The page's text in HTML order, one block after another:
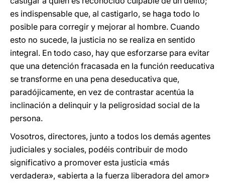
es indispensable que, al castigarlo, se haga todo lo
posible para corregir y mejorar al hombre. Cuando
esto no sucede, la justicia no se realiza en sentido
integral. En todo caso, hay que esforzarse para evitar
que una detención fracasada en la función reeducativa
se transforme en una pena deseducativa que,
paradójicamente, en vez de contrastar acentúa la
inclinación a delinquir y la peligrosidad social de la
persona.
Vosotros, directores, junto a todos los demás agentes
judiciales y sociales, podéis contribuir de modo
significativo a promover esta justicia «más
verdadera», «abierta a la fuerza liberadora del amor»